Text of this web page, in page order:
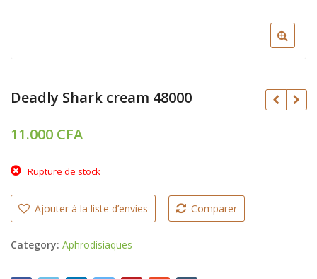
Deadly Shark cream 48000
11.000 CFA
Rupture de stock
Ajouter à la liste d’envies Comparer
Category: Aphrodisiaques